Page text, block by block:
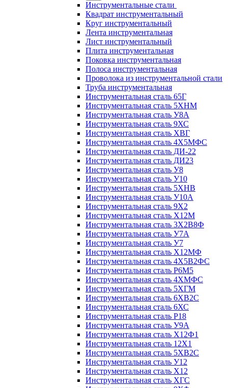
Инструментальные стали
Квадрат инструментальный
Круг инструментальный
Лента инструментальная
Лист инструментальный
Плита инструментальная
Поковка инструментальная
Полоса инструментальная
Проволока из инструментальной стали
Труба инструментальная
Инструментальная сталь 65Г
Инструментальная сталь 5ХНМ
Инструментальная сталь У8А
Инструментальная сталь 9ХС
Инструментальная сталь ХВГ
Инструментальная сталь 4Х5МФС
Инструментальная сталь ДИ-22
Инструментальная сталь ДИ23
Инструментальная сталь У8
Инструментальная сталь У10
Инструментальная сталь 5ХНВ
Инструментальная сталь У10А
Инструментальная сталь 9Х2
Инструментальная сталь Х12М
Инструментальная сталь 3Х2В8Ф
Инструментальная сталь У7А
Инструментальная сталь У7
Инструментальная сталь Х12МФ
Инструментальная сталь 4Х5В2ФС
Инструментальная сталь Р6М5
Инструментальная сталь 4ХМФС
Инструментальная сталь 5ХГМ
Инструментальная сталь 6ХВ2С
Инструментальная сталь 6ХС
Инструментальная сталь Р18
Инструментальная сталь У9А
Инструментальная сталь Х12Ф1
Инструментальная сталь 12Х1
Инструментальная сталь 5ХВ2С
Инструментальная сталь У12
Инструментальная сталь Х12
Инструментальная сталь ХГС